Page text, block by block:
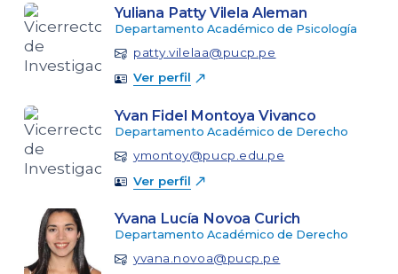
Yuliana Patty Vilela Aleman
Departamento Académico de Psicología
patty.vilelaa@pucp.pe
Ver perfil
Yvan Fidel Montoya Vivanco
Departamento Académico de Derecho
ymontoy@pucp.edu.pe
Ver perfil
Yvana Lucía Novoa Curich
Departamento Académico de Derecho
yvana.novoa@pucp.pe